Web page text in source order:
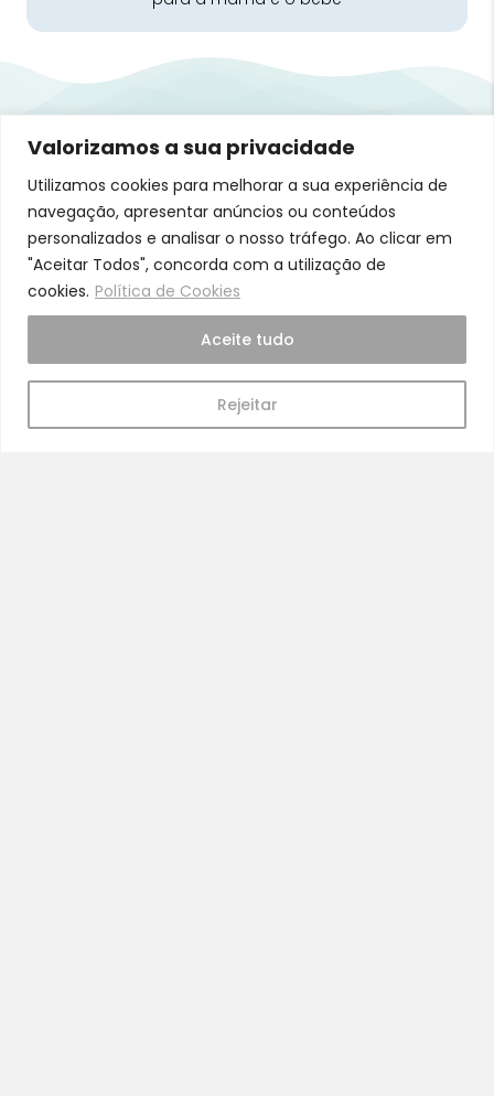
Valorizamos a sua privacidade
Utilizamos cookies para melhorar a sua experiência de
navegação, apresentar anúncios ou conteúdos
personalizados e analisar o nosso tráfego. Ao clicar em
"Aceitar Todos", concorda com a utilização de
cookies. Política de Cookies
Rejeitar
Aceite tudo
Pra Mamã
Gravidez e Maternidade | Tudo para o seu Bebé |
Puericultura | Brinquedos | Alimentação e Amamentação
| Hora de Dormir | Hora do Banho | Hora de Passear
Gravidez e maternidade
Aleitamento e amamentação
Brinquedos
Dormir e descanso